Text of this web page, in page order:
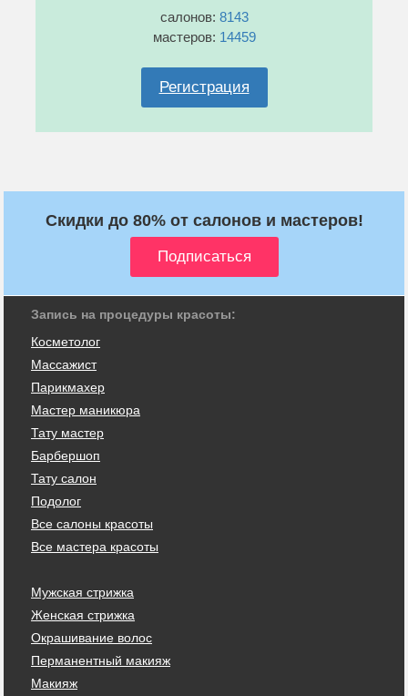
салонов: 8143
мастеров: 14459
Регистрация
Скидки до 80% от салонов и мастеров!
Запись на процедуры красоты:
Косметолог
Массажист
Парикмахер
Мастер маникюра
Тату мастер
Барбершоп
Тату салон
Подолог
Все салоны красоты
Все мастера красоты
Мужская стрижка
Женская стрижка
Окрашивание волос
Перманентный макияж
Макияж